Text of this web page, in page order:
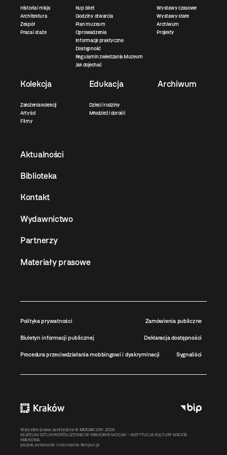
Historia i misja
Architektura
Zespół
Praca i staże
Kup bilet
Godziny otwarcia
Plan muzeum
Oprowadzenia
Informacje praktyczne
Dostępność
Regulamin zwiedzania Muzeum
Jak dojechać
Wystawy czasowe
Wystawy stałe
Archiwum
Projekty
Kolekcja
Założenia kolekcji
Artyści
Filmy
Edukacja
Dzieci i rodziny
Młodzież i dorośli
Archiwum
Aktualności
Biblioteka
Kontakt
Wydawnictwo
Partnerzy
Materiały prasowe
Polityka prywatności Zamówienia publiczne
Biuletyn informacji publicznej Deklaracja dostępności
Procedura przeciwdziałania mobbingowi i dyskryminacji Sygnaliści
Wszystkie prawa zastrzeżone © MOCAK 2011-2026
MUZEUM SZTUKI WSPÓŁCZESNEJ W KRAKOWIE MOCAK – INSTYTUCJA KULTURY MIASTA
KRAKOWA
projekt, wykonanie i utrzymanie: Bonjour.pl